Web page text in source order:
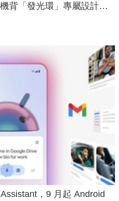
背「發光環」專屬設計、
，9 月起 Android